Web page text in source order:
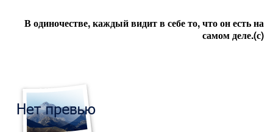
В одиночестве, каждый видит в себе то, что он есть на
самом деле.(с)